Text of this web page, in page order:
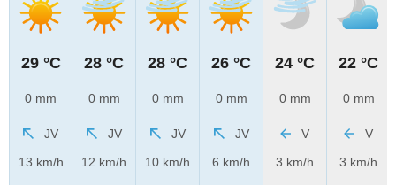
29 °C
0 mm
JV
13 km/h
28 °C
0 mm
JV
12 km/h
28 °C
0 mm
JV
10 km/h
26 °C
0 mm
JV
6 km/h
24 °C
0 mm
V
3 km/h
22 °C
0 mm
V
3 km/h